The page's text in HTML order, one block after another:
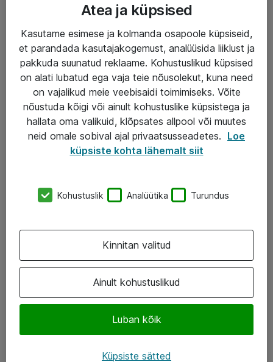
Haldusteenused
Garantii
Turva- ja nõrkvoolulahendused
AS ATEA
+372 659 3591
Järvevana tee 7b, 10112 Tallinn
Facebook
Atea ja küpsised
Kasutame esimese ja kolmanda osapoole küpsiseid,
et parandada kasutajakogemust, analüüsida liiklust ja
pakkuda suunatud reklaame. Kohustuslikud küpsised
on alati lubatud ega vaja teie nõusolekut, kuna need
on vajalikud meie veebisaidi toimimiseks. Võite
nõustuda kõigi või ainult kohustuslike küpsistega ja
hallata oma valikuid, klõpsates allpool või muutes
neid omale sobival ajal privaatsusseadetes. Loe
küpsiste kohta lähemalt siit
Kohustuslik Analüütika Turundus
Ainult kohustuslikud
Luban kõik
Kinnitan valitud
Küpsiste sätted